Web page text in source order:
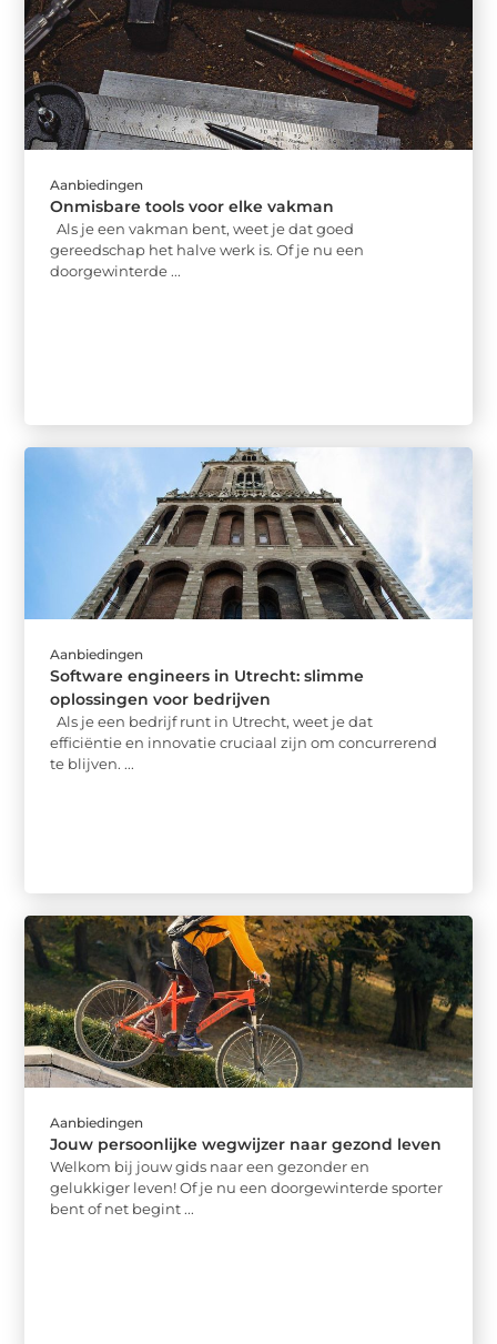
Aanbiedingen
Onmisbare tools voor elke vakman
Als je een vakman bent, weet je dat goed
gereedschap het halve werk is. Of je nu een
doorgewinterde ...
Aanbiedingen
Software engineers in Utrecht: slimme
oplossingen voor bedrijven
Als je een bedrijf runt in Utrecht, weet je dat
efficiëntie en innovatie cruciaal zijn om concurrerend
te blijven. ...
Aanbiedingen
Jouw persoonlijke wegwijzer naar gezond leven
Welkom bij jouw gids naar een gezonder en
gelukkiger leven! Of je nu een doorgewinterde sporter
bent of net begint ...